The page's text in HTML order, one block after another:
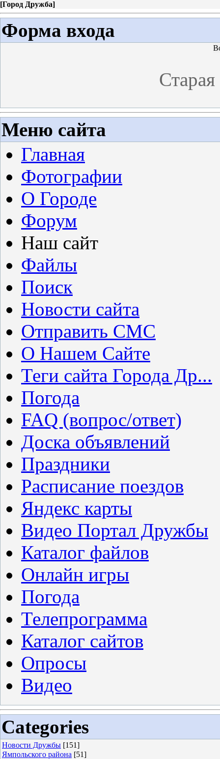
[Город Дружба]
Форма входа
Меню сайта
Главная
Фотографии
О Городе
Форум
Наш сайт
Файлы
Поиск
Новости сайта
Отправить СМС
О Нашем Сайте
Теги сайта Города Др...
Погода
FAQ (вопрос/ответ)
Доска объявлений
Праздники
Расписание поездов
Яндекс карты
Видео Портал Дружбы
Каталог файлов
Онлайн игры
Погода
Телепрограмма
Каталог сайтов
Опросы
Видео
Categories
Новости Дружбы [151]
Ямпольского района [51]